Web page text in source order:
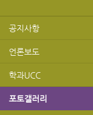
공지사항
언론보도
학과UCC
포토갤러리